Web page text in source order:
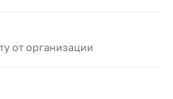
от организации